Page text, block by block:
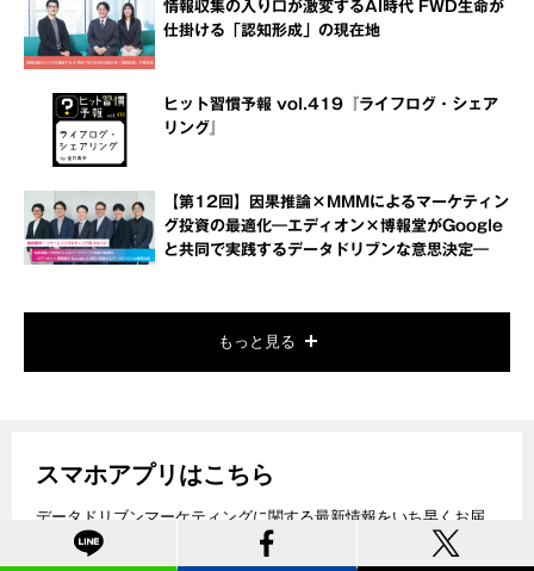
情報収集の入り口が激変するAI時代 FWD生命が
仕掛ける「認知形成」の現在地
ヒット習慣予報 vol.419『ライフログ・シェア
リング』
【第12回】因果推論×MMMによるマーケティン
グ投資の最適化―エディオン×博報堂がGoogle
と共同で実践するデータドリブンな意思決定―
もっと見る
スマホアプリはこちら
データドリブンマーケティングに関する最新情報をいち早くお届
けします。是非ご利用ください。